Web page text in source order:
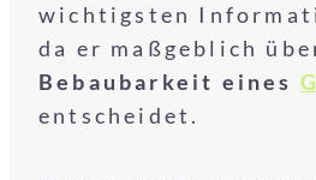
wichtigsten
da er maßgeblich
Bebaubarkeit eines
entscheidet.